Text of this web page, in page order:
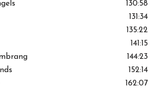
130:58
131:34
135:22
141:15
144:23
152:14
162:07